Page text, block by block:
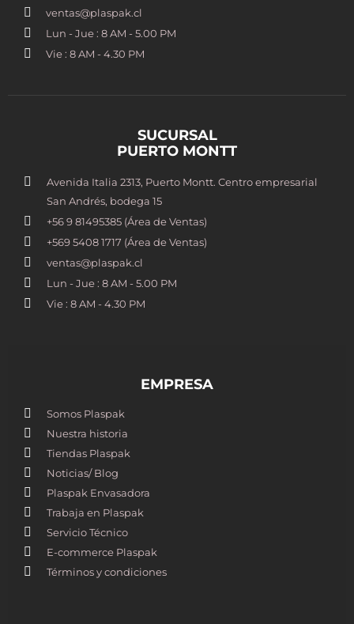
ventas@plaspak.cl
Lun - Jue : 8 AM - 5.00 PM
Vie : 8 AM - 4.30 PM
SUCURSAL
PUERTO MONTT
Avenida Italia 2313, Puerto Montt. Centro empresarial
San Andrés, bodega 15
+56 9 81495385 (Área de Ventas)
+569 5408 1717 (Área de Ventas)
ventas@plaspak.cl
Lun - Jue : 8 AM - 5.00 PM
Vie : 8 AM - 4.30 PM
EMPRESA
Somos Plaspak
Nuestra historia
Tiendas Plaspak
Noticias/ Blog
Plaspak Envasadora
Trabaja en Plaspak
Servicio Técnico
E-commerce Plaspak
Términos y condiciones